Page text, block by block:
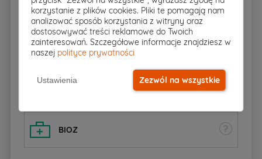
Charakterystyka energetyczna
Zgoda na zmiany
BIOZ
korzystanie z plików cookies. Pliki te pomagają nam
analizować sposób korzystania z witryny oraz
dostosowywać treści reklamowe do Twoich
zainteresowań. Szczegółowe informacje znajdziesz w
naszej polityce prywatności
Ustawienia Zezwól na wszystkie